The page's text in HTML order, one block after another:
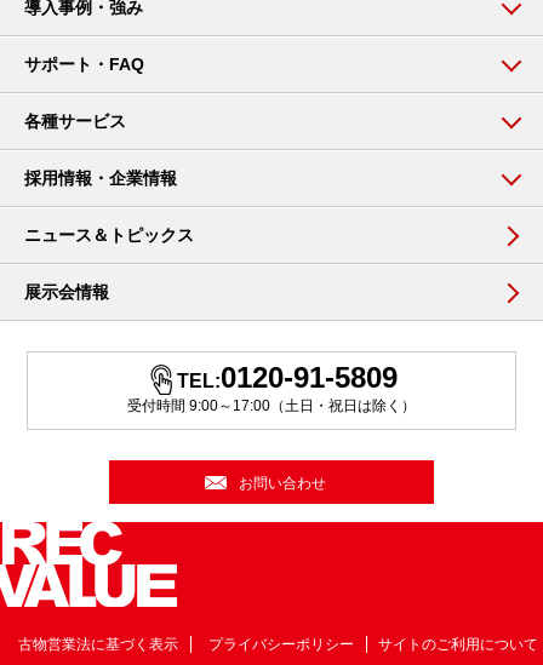
導入事例・強み
サポート・FAQ
各種サービス
採用情報・企業情報
ニュース＆トピックス
展示会情報
TEL:0120-91-5809
受付時間 9:00～17:00（土日・祝日は除く）
お問い合わせ
古物営業法に基づく表示 プライバシーポリシー サイトのご利用について